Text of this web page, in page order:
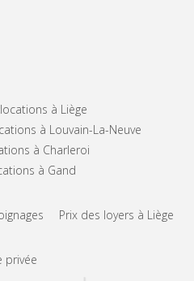
à Liège
à Louvain-La-Neuve
à Charleroi
à Gand
Prix des loyers à Liège
privée